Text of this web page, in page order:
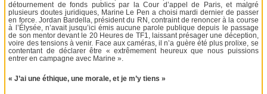
détournement de fonds publics par la Cour d’appel de Paris, et malgré
plusieurs doutes juridiques, Marine Le Pen a choisi mardi dernier de passer
en force. Jordan Bardella, président du RN, contraint de renoncer à la course
à l’Élysée, n’avait jusqu’ici émis aucune parole publique depuis le passage
de son mentor devant le 20 Heures de TF1, laissant présager une déception,
voire des tensions à venir. Face aux caméras, il n’a guère été plus prolixe, se
contentant de déclarer être « extrêmement heureux que nous puissions
entrer en campagne avec Marine ».
« J’ai une éthique, une morale, et je m’y tiens »